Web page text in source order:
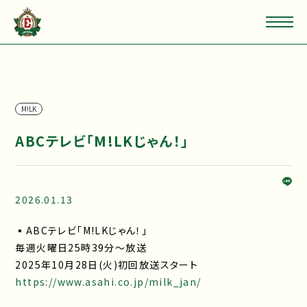
M!LK
ABCテレビ「M!LKじゃん！」
2026.01.13
▪ABCテレビ「M!LKじゃん！」
毎週火曜日25時39分～放送
2025年10月28日(火)初回放送スタート
https://www.asahi.co.jp/milk_jan/